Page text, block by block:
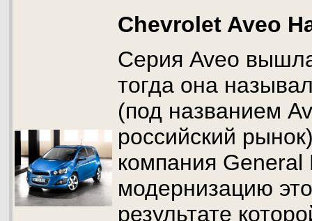
Chevrolet Aveo
Серия Aveo
тогда она
(под названием
российский
компания
модернизацию
результате